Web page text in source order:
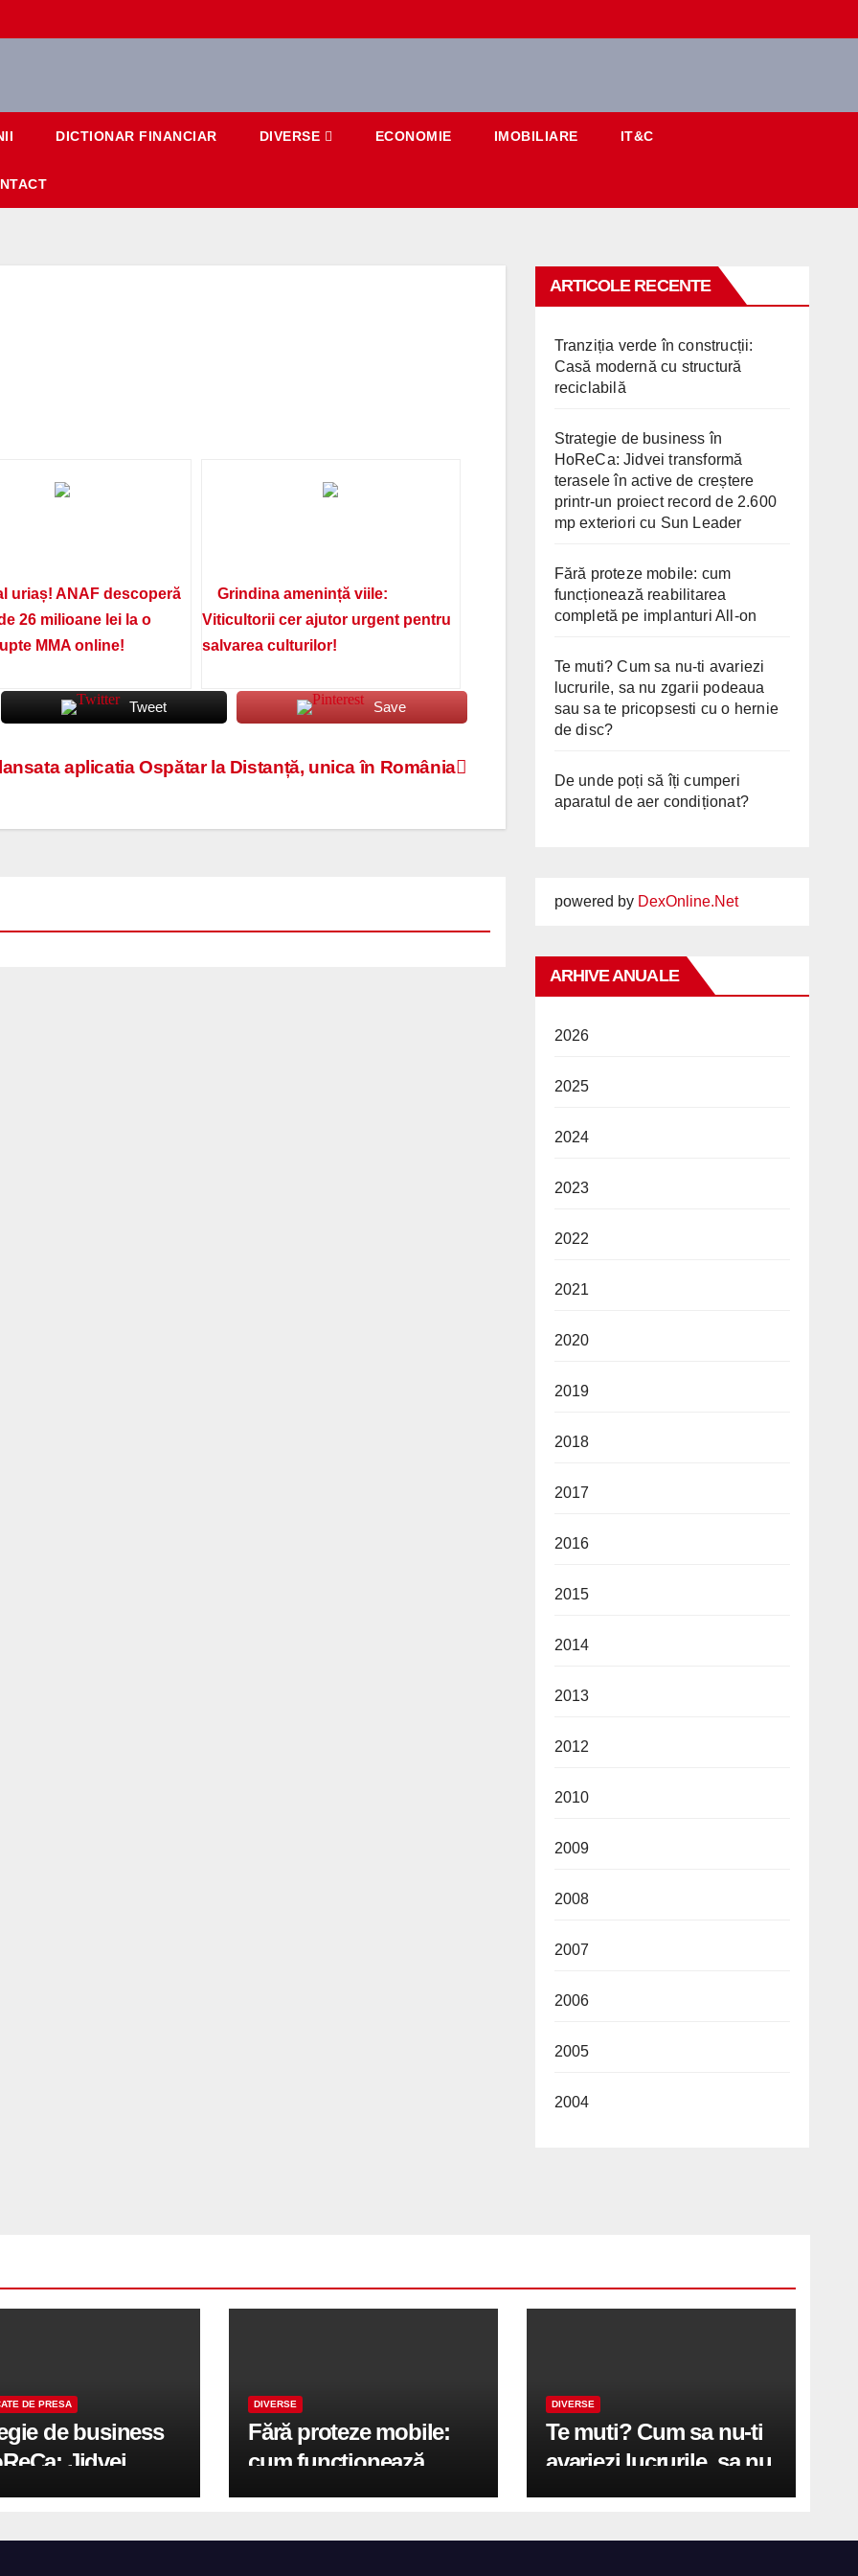
DICTIONAR FINANCIAR DIVERSE ECONOMIE IMOBILIARE IT&C
uriaș! ANAF descoperă
26 milioane lei la o
MMA online!
Grindina amenință viile:
Viticultorii cer ajutor urgent pentru
salvarea culturilor!
Tweet Save
aplicatia Ospătar la Distanță, unica în România
ARTICOLE RECENTE
Tranziția verde în construcții:
Casă modernă cu structură
reciclabilă
Strategie de business în
HoReCa: Jidvei transformă
terasele în active de creștere
printr-un proiect record de 2.600
mp exteriori cu Sun Leader
Fără proteze mobile: cum
funcționează reabilitarea
completă pe implanturi All-on
Te muti? Cum sa nu-ti avariezi
lucrurile, sa nu zgarii podeaua
sau sa te pricopsesti cu o hernie
de disc?
De unde poți să îți cumperi
aparatul de aer condiționat?
powered by DexOnline.Net
ARHIVE ANUALE
2026
2025
2024
2023
2022
2021
2020
2019
2018
2017
2016
2015
2014
2013
2012
2010
2009
2008
2007
2006
2005
2004
DE PRESA
de business
Jidvei
terasele în
DIVERSE
Fără proteze mobile:
cum funcționează
reabilitarea completă
DIVERSE
Te muti? Cum sa nu-ti
avariezi lucrurile, sa nu
zgarii podeaua sau sa